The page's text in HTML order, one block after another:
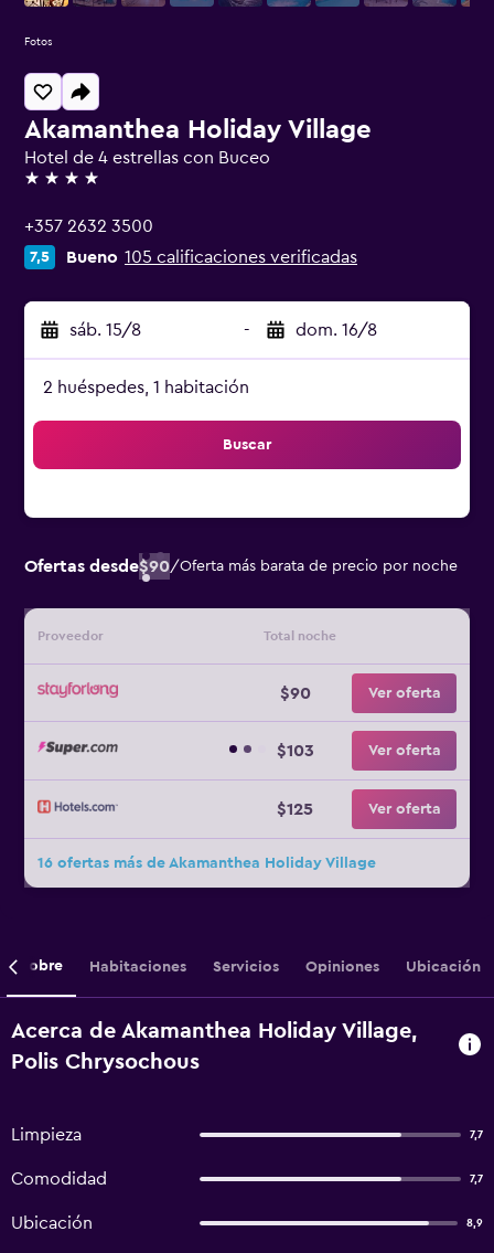
Akamanthea Holiday Village
Hotel de 4 estrellas con Buceo
4 estrellas
+357 2632 3500
7,5 Bueno 105 calificaciones verificadas
sáb. 15/8 - dom. 16/8
2 huéspedes, 1 habitación
Buscar
Ofertas desde$90/Oferta más barata de precio por noche
Proveedor Total noche
$90 Ver oferta
$103 Ver oferta
$125 Ver oferta
16 ofertas más de Akamanthea Holiday Village
Fotos
Sobre Habitaciones Servicios Opiniones Ubicación
Acerca de Akamanthea Holiday Village,
Polis Chrysochous
Limpieza 7,7
Comodidad 7,7
Ubicación 8,9